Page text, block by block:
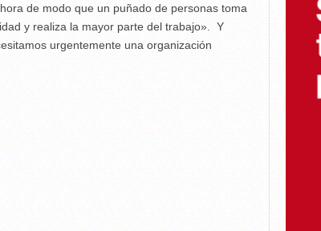
de modo que un puñado de personas toma
y realiza la mayor parte del trabajo». Y
urgentemente una organización